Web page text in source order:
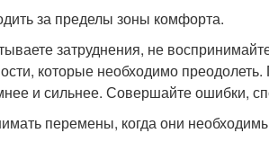
за пределы зоны комфорта.
затруднения, не
которые необходимо
и сильнее. Совершайте ошибки,
перемены, когда они